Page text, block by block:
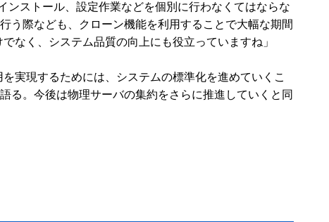
ストール、設定作業などを個別に行わなくてはならな
う際なども、クローン機能を利用することで大幅な期間
なく、システム品質の向上にも役立っていますね」
実現するためには、システムの標準化を進めていくこ
る。今後は物理サーバの集約をさらに推進していくと同